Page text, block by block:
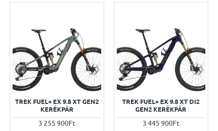
TREK FUEL+ EX 9.8 XT GEN2
KERÉKPÁR
3 255 900Ft
TREK FUEL+ EX 9.8 XT DI2
GEN2 KERÉKPÁR
3 445 900Ft